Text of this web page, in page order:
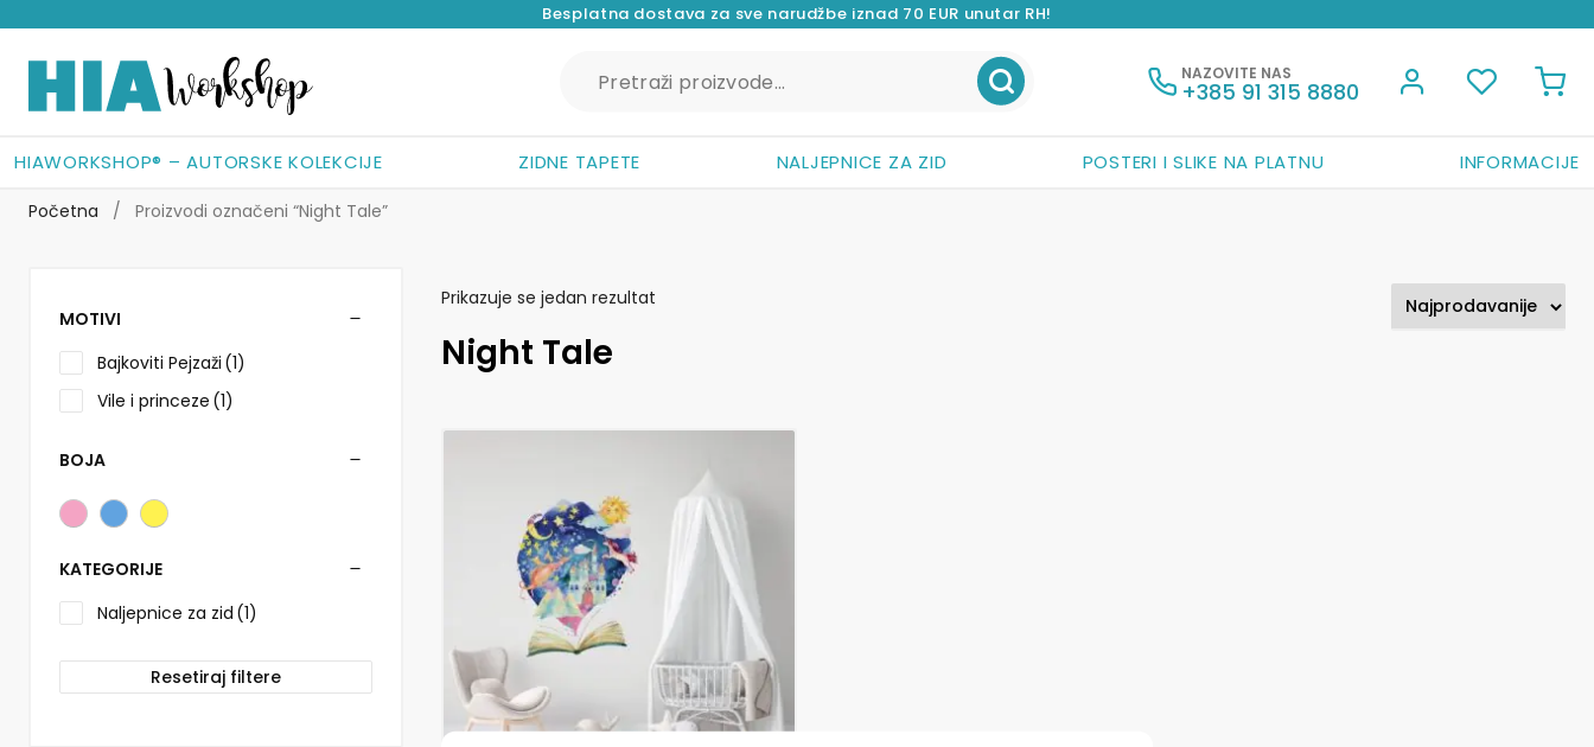
Besplatna dostava za sve narudžbe iznad 70 EUR unutar RH!
HIAWORKSHOP® – AUTORSKE KOLEKCIJE ZIDNE TAPETE NALJEPNICE ZA ZID POSTERI I SLIKE NA PLATNU INFORMACIJE
NAZOVITE NAS
+385 91 315 8880
Preskoči
na
navigaciju
Skoči
do
sadržaja
Početna / Proizvodi označeni “Night Tale”
Prikazuje se jedan rezultat
Night Tale
varijanti.
odabrati
na
stranici
proizvoda
MOTIVI
Bajkoviti Pejzaži (1)
Vile i princeze (1)
BOJA
KATEGORIJE
Naljepnice za zid (1)
Resetiraj filtere